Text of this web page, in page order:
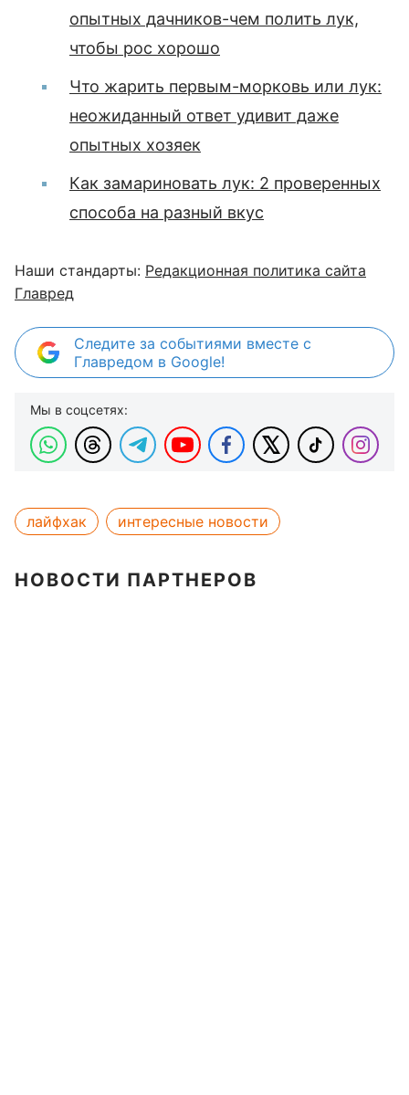
опытных дачников-чем полить лук,
чтобы рос хорошо
Что жарить первым-морковь или лук:
неожиданный ответ удивит даже
опытных хозяек
Как замариновать лук: 2 проверенных
способа на разный вкус
Наши стандарты: Редакционная политика сайта
Главред
Следите за событиями вместе с
Главредом в Google!
Мы в соцсетях:
лайфхак интересные новости
НОВОСТИ ПАРТНЕРОВ